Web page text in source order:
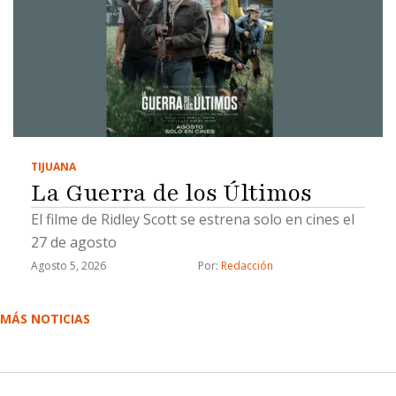
TIJUANA
La Guerra de los Últimos
El filme de Ridley Scott se estrena solo en cines el
27 de agosto
Agosto 5, 2026 Por: Redacción
MÁS NOTICIAS